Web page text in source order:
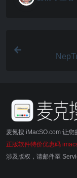
麦氪搜 iMacSO.com 让您
正版软件特价优惠码
涉及版权，请邮件至